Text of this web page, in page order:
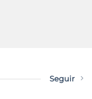
Seguir